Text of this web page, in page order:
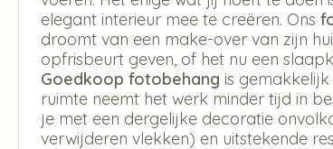
elegant interieur mee te creëren. Ons
droomt van een make-over van zijn
opfrisbeurt geven, of het nu een
Goedkoop fotobehang is
ruimte neemt het werk minder tijd in
je met een dergelijke decoratie
verwijderen vlekken) en uitstekende